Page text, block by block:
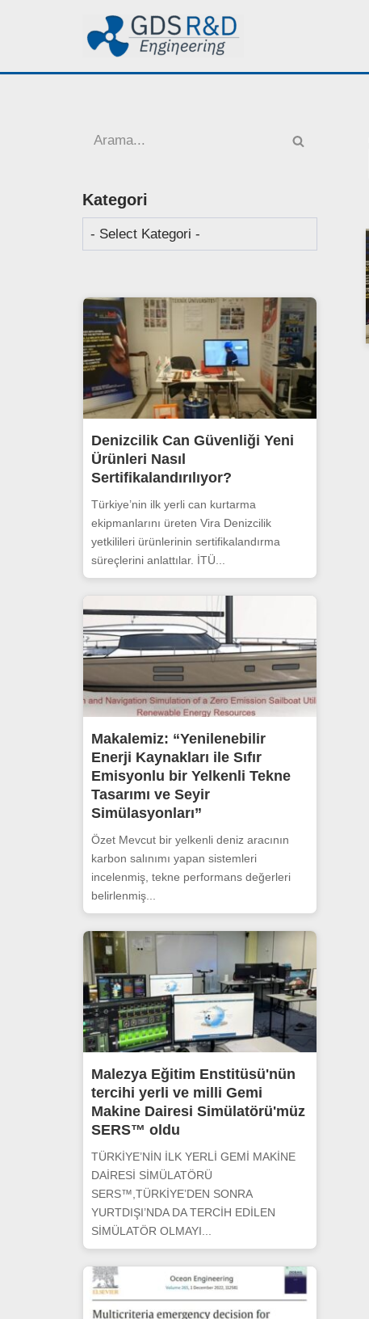
Kategori
Denizcilik Can Güvenliği Yeni
Ürünleri Nasıl
Sertifikalandırılıyor?
Türkiye’nin ilk yerli can kurtarma
ekipmanlarını üreten Vira Denizcilik
yetkilileri ürünlerinin sertifikalandırma
süreçlerini anlattılar. İTÜ...
Makalemiz: “Yenilenebilir
Enerji Kaynakları ile Sıfır
Emisyonlu bir Yelkenli Tekne
Tasarımı ve Seyir
Simülasyonları”
Özet Mevcut bir yelkenli deniz aracının
karbon salınımı yapan sistemleri
incelenmiş, tekne performans değerleri
belirlenmiş...
Malezya Eğitim Enstitüsü'nün
tercihi yerli ve milli Gemi
Makine Dairesi Simülatörü'müz
SERS™ oldu
TÜRKİYE’NİN İLK YERLİ GEMİ MAKİNE
DAİRESİ SİMÜLATÖRÜ
SERS™,TÜRKİYE’DEN SONRA
YURTDIŞI’NDA DA TERCİH EDİLEN
SİMÜLATÖR OLMAYI...